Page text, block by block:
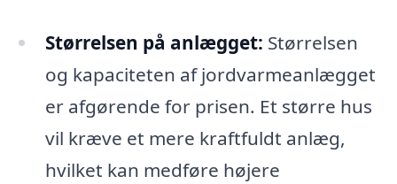
Størrelsen på anlægget: Størrelsen
og kapaciteten af jordvarmeanlægget
er afgørende for prisen. Et større hus
vil kræve et mere kraftfuldt anlæg,
hvilket kan medføre højere